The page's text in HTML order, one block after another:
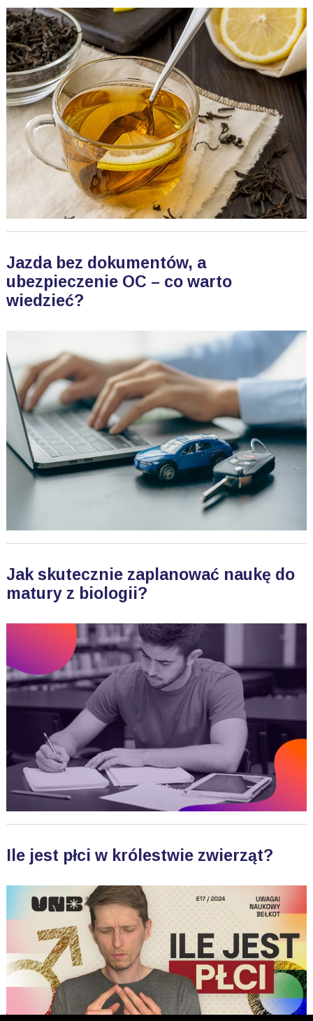
Jazda bez dokumentów, a
ubezpieczenie OC – co warto
wiedzieć?
Jak skutecznie zaplanować naukę do
matury z biologii?
Ile jest płci w królestwie zwierząt?